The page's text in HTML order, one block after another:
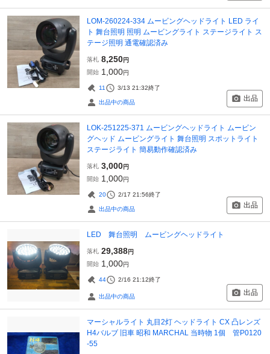
LOM-260224-334 ムービングヘッドライト LED ライ
ト 舞台照明 照明 ムービングライト ステージライト ス
テージ照明 通電確認済み
落札 8,250円
開始 1,000円
11 3/13 21:32終了
出品中の商品 出品
LOK-251225-371 ムービングヘッドライト ムービン
グヘッド ムービングライト 舞台照明 スポットライト
ステージライト 簡易動作確認済み
落札 3,000円
開始 1,000円
20 2/17 21:56終了
出品中の商品 出品
LED 舞台照明 ムービングヘッドライト
落札 29,388円
開始 1,000円
44 2/16 21:12終了
出品中の商品 出品
マーシャルライト 丸目2灯 ヘッドライト CX 凸レンズ
H4バルブ 旧車 昭和 MARCHAL 当時物 1個 管P0120
-55